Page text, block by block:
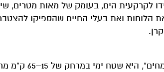
לקרקעית הים, בעומק של מאות מטרים,
הלוחות ואת בעלי החיים שהספיקו
"הפרעת פלמחים",